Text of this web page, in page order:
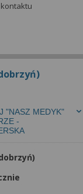
"NASZ MEDYK"
-